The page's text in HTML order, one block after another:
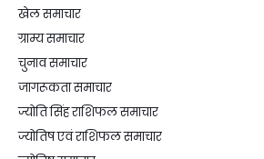
खेल समाचार
ग्राम्य समाचार
चुनाव समाचार
जागरूकता समाचार
ज्योति सिंह राशिफल समाचार
ज्योतिष एवं राशिफल समाचार